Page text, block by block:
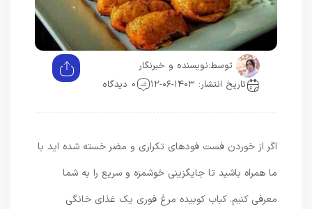
توسط: نویسنده و خبرنگار
تاریخ انتشار: ۱۴۰۳-۰۶-۱۲
0 دیدگاه
اگر از خوردن فست فودهای تکراری و مضر خسته شده اید با
ما همراه باشید تا جایگزینی خوشمزه و سریع را به شما
معرفی کنیم. کباب کوبیده مرغ فوری یک غذای خانگی